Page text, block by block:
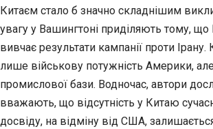
Китаєм стало б значно складнішим
увагу у Вашингтоні приділяють тому,
вивчає результати кампанії проти Ірану.
лише військову потужність Америки,
промислової бази. Водночас, автори
вважають, що відсутність у Китаю
досвіду, на відміну від США,